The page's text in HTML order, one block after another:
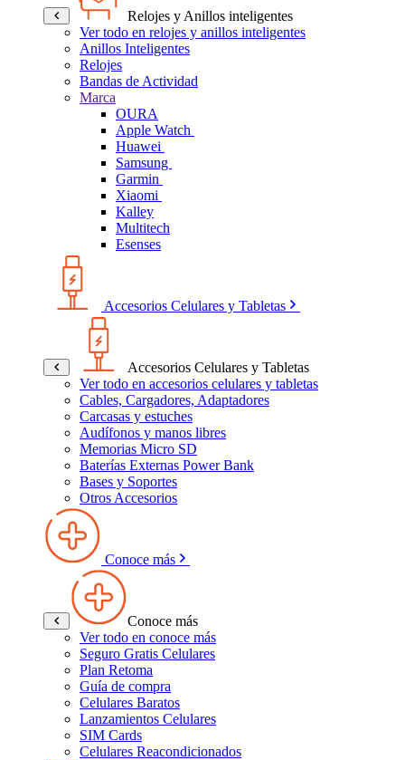
Relojes y Anillos inteligentes
Ver todo en relojes y anillos inteligentes
Anillos Inteligentes
Relojes
Bandas de Actividad
Marca
OURA
Apple Watch
Huawei
Samsung
Garmin
Xiaomi
Kalley
Multitech
Esenses
Accesorios Celulares y Tabletas
Accesorios Celulares y Tabletas
Ver todo en accesorios celulares y tabletas
Cables, Cargadores, Adaptadores
Carcasas y estuches
Audífonos y manos libres
Memorias Micro SD
Baterías Externas Power Bank
Bases y Soportes
Otros Accesorios
Conoce más
Conoce más
Ver todo en conoce más
Seguro Gratis Celulares
Plan Retoma
Guía de compra
Celulares Baratos
Lanzamientos Celulares
SIM Cards
Celulares Reacondicionados